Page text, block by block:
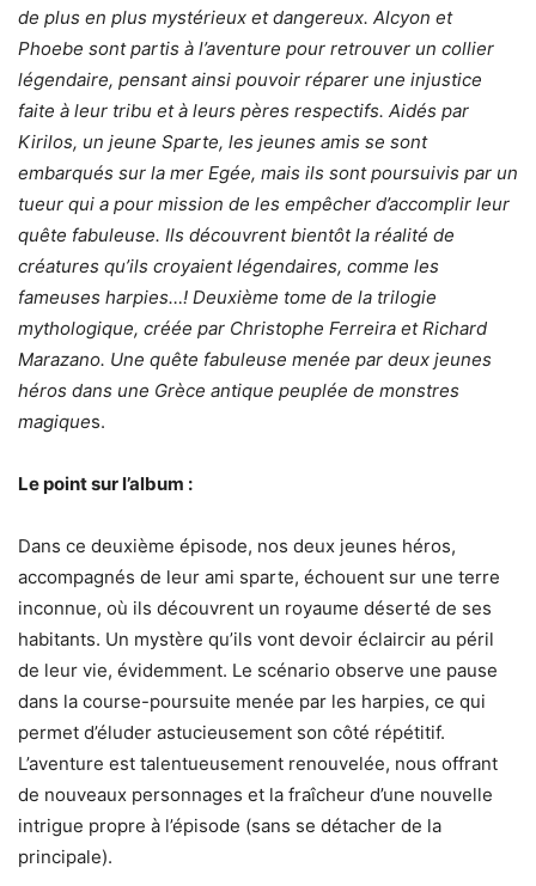
de plus en plus mystérieux et dangereux. Alcyon et
Phoebe sont partis à l’aventure pour retrouver un collier
légendaire, pensant ainsi pouvoir réparer une injustice
faite à leur tribu et à leurs pères respectifs. Aidés par
Kirilos, un jeune Sparte, les jeunes amis se sont
embarqués sur la mer Egée, mais ils sont poursuivis par un
tueur qui a pour mission de les empêcher d’accomplir leur
quête fabuleuse. Ils découvrent bientôt la réalité de
créatures qu’ils croyaient légendaires, comme les
fameuses harpies…! Deuxième tome de la trilogie
mythologique, créée par Christophe Ferreira et Richard
Marazano. Une quête fabuleuse menée par deux jeunes
héros dans une Grèce antique peuplée de monstres
magiques.
Le point sur l’album :
Dans ce deuxième épisode, nos deux jeunes héros,
accompagnés de leur ami sparte, échouent sur une terre
inconnue, où ils découvrent un royaume déserté de ses
habitants. Un mystère qu’ils vont devoir éclaircir au péril
de leur vie, évidemment. Le scénario observe une pause
dans la course-poursuite menée par les harpies, ce qui
permet d’éluder astucieusement son côté répétitif.
L’aventure est talentueusement renouvelée, nous offrant
de nouveaux personnages et la fraîcheur d’une nouvelle
intrigue propre à l’épisode (sans se détacher de la
principale).